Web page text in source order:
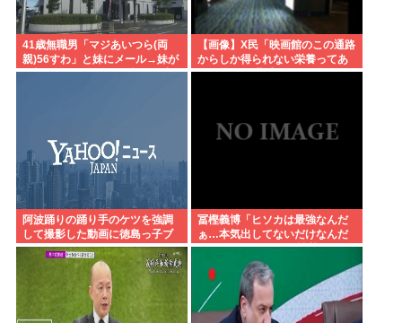
41歳無職男「マジあいつら(両
親)56すわ」と妹にメール→妹が
両親にメール転送→両親が警察
【画像】X民「映画館のこの通路
からしか得られない栄養ってあ
ると思う」 共感できると話題に
阿波踊りの踊り手のケツを強調
して撮影した動画に徳島っ子ブ
チギレ
冨樫義博「ヒソカは最強なんだ
ぁ…本気出してないだけなんだ
ぁ…」 こいつのこの情熱なんな